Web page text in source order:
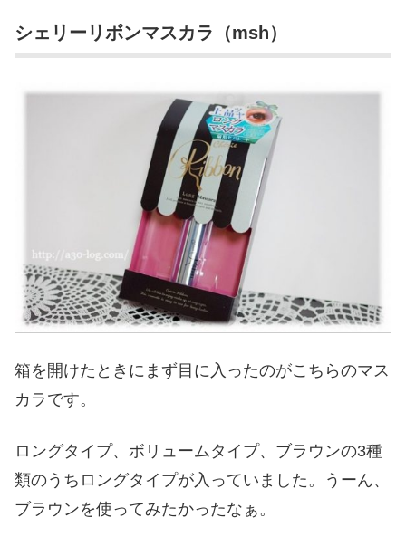
シェリーリボンマスカラ（msh）
箱を開けたときにまず目に入ったのがこちらのマス
カラです。
ロングタイプ、ボリュームタイプ、ブラウンの3種
類のうちロングタイプが入っていました。うーん、
ブラウンを使ってみたかったなぁ。